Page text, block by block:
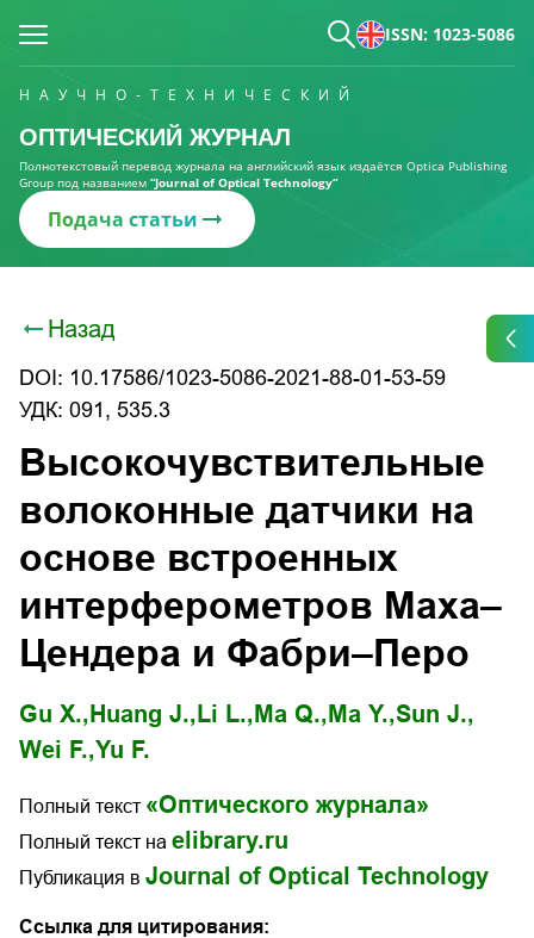
ISSN: 1023-5086
НАУЧНО-ТЕХНИЧЕСКИЙ
ОПТИЧЕСКИЙ ЖУРНАЛ
Полнотекстовый перевод журнала на английский язык издаётся Optica Publishing
Group под названием “Journal of Optical Technology“
Подача статьи
Назад
DOI: 10.17586/1023-5086-2021-88-01-53-59
УДК: 091, 535.3
Высокочувствительные
волоконные датчики на
основе встроенных
интерферометров Маха–
Цендера и Фабри–Перо
Gu X., Huang J., Li L., Ma Q., Ma Y.,Sun J.,
Wei F.,Yu F.
Полный текст «Оптического журнала»
Полный текст на elibrary.ru
Публикация в Journal of Optical Technology
Ссылка для цитирования: